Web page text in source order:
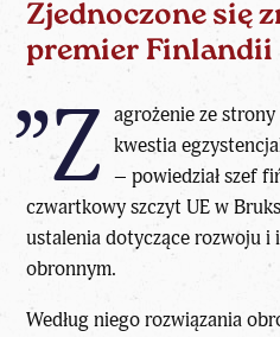
Zjednoczone się
premier Finlandii
”Z agrożenie ze
kwestia
– powiedział szef
czwartkowy szczyt UE w
ustalenia dotyczące rozwoju i
obronnym.
Według niego rozwiązania